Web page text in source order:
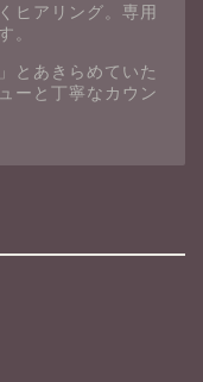
ヒアリング。専用
。
とあきらめていた
ーと丁寧なカウン